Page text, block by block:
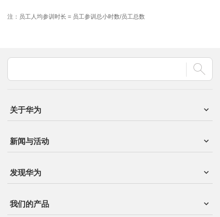
注：员工人均参训时长 = 员工参训总小时数/员工总数
关于华为
新闻与活动
发现华为
我们的产品